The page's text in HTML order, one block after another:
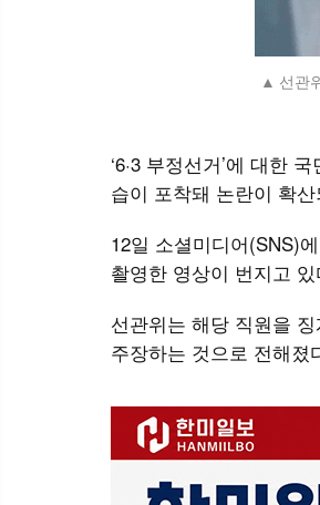
선관
‘6·3 부정선거’에 대한
습이 포착돼 논란이 확
12일 소셜미디어(SNS)
촬영한 영상이 번지고 있
선관위는 해당 직원을
주장하는 것으로 전해졌